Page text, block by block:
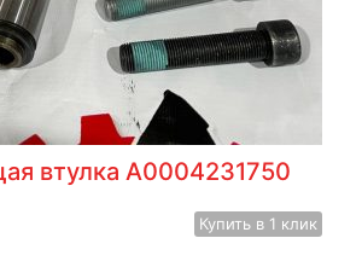
втулка A0004231750
Купить в 1 клик